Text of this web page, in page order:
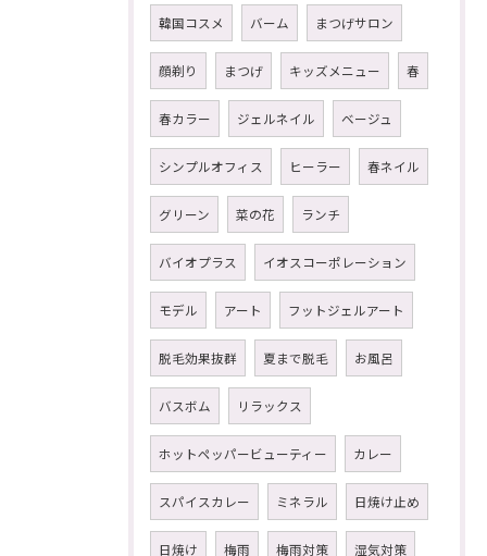
韓国コスメ バーム まつげサロン
顔剃り まつげ キッズメニュー 春
春カラー ジェルネイル ベージュ
シンプルオフィス ヒーラー 春ネイル
グリーン 菜の花 ランチ
バイオプラス イオスコーポレーション
モデル アート フットジェルアート
脱毛効果抜群 夏まで脱毛 お風呂
バスボム リラックス
ホットペッパービューティー カレー
スパイスカレー ミネラル 日焼け止め
日焼け 梅雨 梅雨対策 湿気対策